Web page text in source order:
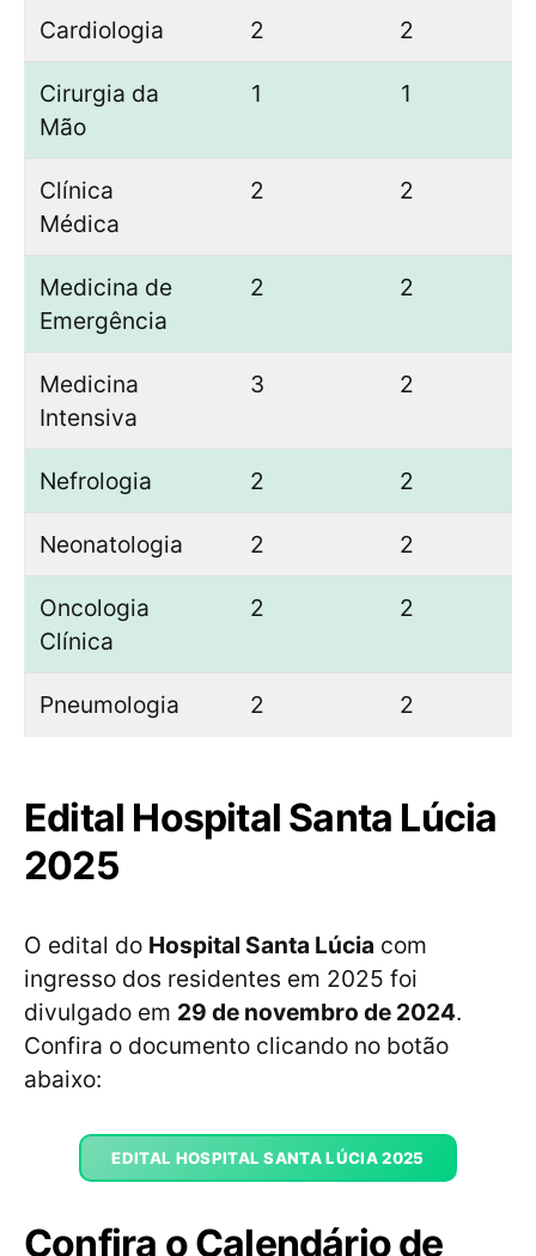
Cardiologia 2 2
Cirurgia da
Mão
1 1
Clínica
Médica
2 2
Medicina de
Emergência
2 2
Medicina
Intensiva
3 2
Nefrologia 2 2
Neonatologia 2 2
Oncologia
Clínica
2 2
Pneumologia 2 2
Edital Hospital Santa Lúcia
2025
O edital do Hospital Santa Lúcia com
ingresso dos residentes em 2025 foi
divulgado em 29 de novembro de 2024.
Confira o documento clicando no botão
abaixo:
EDITAL HOSPITAL SANTA LÚCIA 2025
Confira o Calendário de